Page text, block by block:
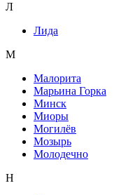
Л
Лида
М
Малорита
Марьина Горка
Минск
Миоры
Могилёв
Мозырь
Молодечно
Н